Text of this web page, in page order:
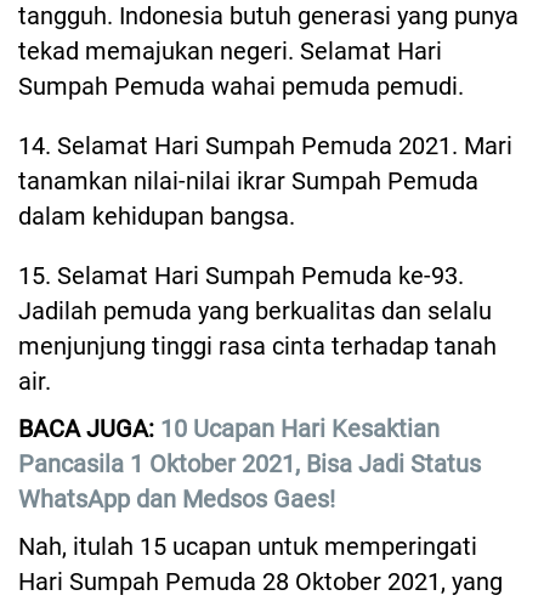
tangguh. Indonesia butuh generasi yang punya
tekad memajukan negeri. Selamat Hari
Sumpah Pemuda wahai pemuda pemudi.
14. Selamat Hari Sumpah Pemuda 2021. Mari
tanamkan nilai-nilai ikrar Sumpah Pemuda
dalam kehidupan bangsa.
15. Selamat Hari Sumpah Pemuda ke-93.
Jadilah pemuda yang berkualitas dan selalu
menjunjung tinggi rasa cinta terhadap tanah
air.
BACA JUGA: 10 Ucapan Hari Kesaktian
Pancasila 1 Oktober 2021, Bisa Jadi Status
WhatsApp dan Medsos Gaes!
Nah, itulah 15 ucapan untuk memperingati
Hari Sumpah Pemuda 28 Oktober 2021, yang